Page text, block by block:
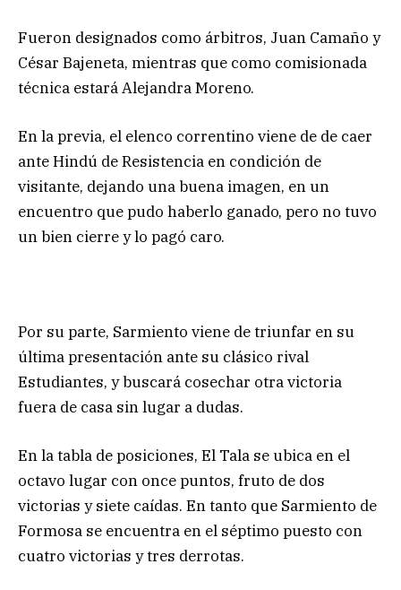
Fueron designados como árbitros, Juan Camaño y
César Bajeneta, mientras que como comisionada
técnica estará Alejandra Moreno.
En la previa, el elenco correntino viene de de caer
ante Hindú de Resistencia en condición de
visitante, dejando una buena imagen, en un
encuentro que pudo haberlo ganado, pero no tuvo
un bien cierre y lo pagó caro.
Por su parte, Sarmiento viene de triunfar en su
última presentación ante su clásico rival
Estudiantes, y buscará cosechar otra victoria
fuera de casa sin lugar a dudas.
En la tabla de posiciones, El Tala se ubica en el
octavo lugar con once puntos, fruto de dos
victorias y siete caídas. En tanto que Sarmiento de
Formosa se encuentra en el séptimo puesto con
cuatro victorias y tres derrotas.